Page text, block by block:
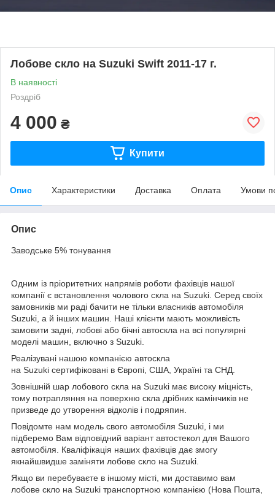
Лобове скло на Suzuki Swift 2011-17 г.
В наявності
Роздріб
4 000 ₴
Купити
Опис Характеристики Доставка Оплата Умови
Опис
Заводське 5% тонування
Одним із пріоритетних напрямів роботи фахівців нашої
компанії є встановлення чолового скла на Suzuki. Серед своїх
замовників ми раді бачити не тільки власників автомобіля
Suzuki, а й інших машин. Наші клієнти мають можливість
замовити задні, лобові або бічні автоскла на всі популярні
моделі машин, включно з Suzuki.
Реалізувані нашою компанією автоскла
на Suzuki сертифіковані в Європі, США, Україні та СНД.
Зовнішній шар лобового скла на Suzuki має високу міцність,
тому потрапляння на поверхню скла дрібних камінчиків не
призведе до утворення відколів і подряпин.
Повідомте нам модель свого автомобіля Suzuki, і ми
підберемо Вам відповідний варіант автостекол для Вашого
автомобіля. Кваліфікація наших фахівців дає змогу
якнайшвидше заміняти лобове скло на Suzuki.
Якщо ви перебуваєте в іншому місті, ми доставимо вам
лобове скло на Suzuki транспортною компанією (Нова Пошта,